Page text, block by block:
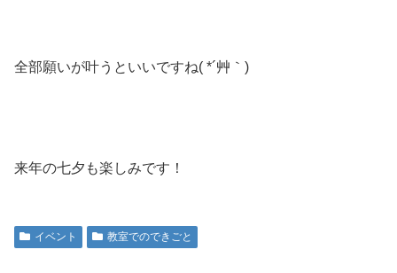
全部願いが叶うといいですね( *´艸｀)
来年の七夕も楽しみです！
イベント 教室でのできごと